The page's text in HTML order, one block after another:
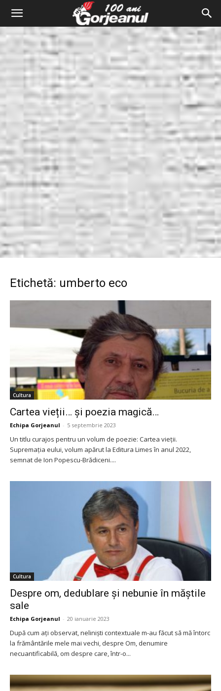
Etichetă: umberto eco
Cultura
Cartea vieții… și poezia magică…
Echipa Gorjeanul - 5 septembrie 2023
Un titlu curajos pentru un volum de poezie: Cartea vieții.
Supremația eului, volum apărut la Editura Limes în anul 2022,
semnat de Ion Popescu-Brădiceni....
Cultura
Despre om, dedublare și nebunie în măștile
sale
Echipa Gorjeanul - 20 ianuarie 2023
După cum ați observat, neliniști contextuale m-au făcut să mă întorc
la frământările mele mai vechi, despre Om, denumire
necuantificabilă, om despre care, într-o...